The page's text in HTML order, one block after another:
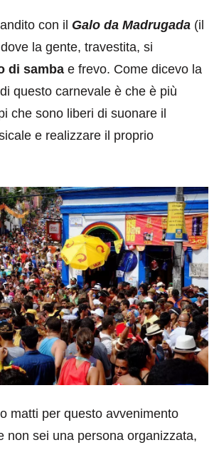
con il Galo da Madrugada (il
la gente, travestita, si
di samba e frevo. Come dicevo la
questo carnevale è che è più
che sono liberi di suonare il
e realizzare il proprio
matti per questo avvenimento
non sei una persona organizzata,